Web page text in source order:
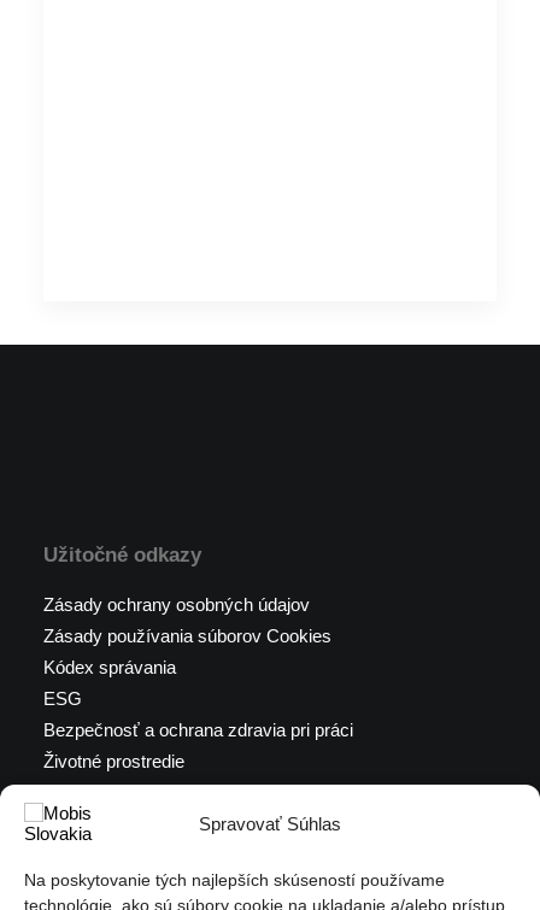
Spravovať Súhlas
Na poskytovanie tých najlepších skúseností používame
technológie, ako sú súbory cookie na ukladanie a/alebo prístup
Užitočné odkazy
Zásady ochrany osobných údajov
Zásady používania súborov Cookies
Kódex správania
ESG
Bezpečnosť a ochrana zdravia pri práci
Životné prostredie
Certifikáty a iné dokumenty
Ochrana oznamovateľa (PDF)